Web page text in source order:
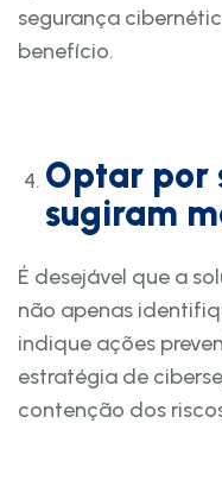
segurança
benefício.
Optar por
sugiram
É desejável que a
não apenas
indique ações
estratégia de
contenção dos